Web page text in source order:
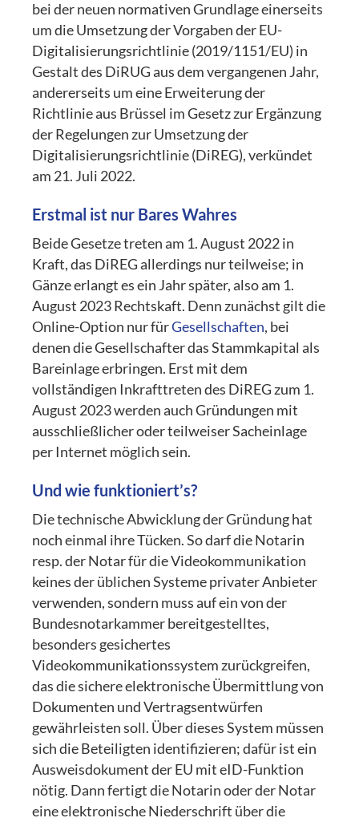
bei der neuen normativen Grundlage einerseits
um die Umsetzung der Vorgaben der EU-
Digitalisierungsrichtlinie (2019/1151/EU) in
Gestalt des DiRUG aus dem vergangenen Jahr,
andererseits um eine Erweiterung der
Richtlinie aus Brüssel im Gesetz zur Ergänzung
der Regelungen zur Umsetzung der
Digitalisierungsrichtlinie (DiREG), verkündet
am 21. Juli 2022.
Erstmal ist nur Bares Wahres
Beide Gesetze treten am 1. August 2022 in
Kraft, das DiREG allerdings nur teilweise; in
Gänze erlangt es ein Jahr später, also am 1.
August 2023 Rechtskaft. Denn zunächst gilt die
Online-Option nur fürGesellschaften, bei
denen die Gesellschafter das Stammkapital als
Bareinlage erbringen. Erst mit dem
vollständigen Inkrafttreten des DiREG zum 1.
August 2023 werden auch Gründungen mit
ausschließlicher oder teilweiser Sacheinlage
per Internet möglich sein.
Und wie funktioniert’s?
Die technische Abwicklung der Gründung hat
noch einmal ihre Tücken. So darf die Notarin
resp. der Notar für die Videokommunikation
keines der üblichen Systeme privater Anbieter
verwenden, sondern muss auf ein von der
Bundesnotarkammer bereitgestelltes,
besonders gesichertes
Videokommunikationssystem zurückgreifen,
das die sichere elektronische Übermittlung von
Dokumenten und Vertragsentwürfen
gewährleisten soll. Über dieses System müssen
sich die Beteiligten identifizieren; dafür ist ein
Ausweisdokument der EU mit eID-Funktion
nötig. Dann fertigt die Notarin oder der Notar
eine elektronische Niederschrift über die